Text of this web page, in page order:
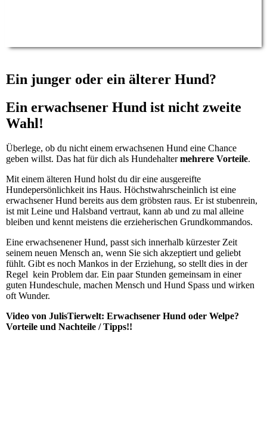
Ein junger oder ein älterer Hund?
Ein erwachsener Hund ist nicht zweite
Wahl!
Überlege, ob du nicht einem erwachsenen Hund eine Chance
geben willst. Das hat für dich als Hundehaltermehrere Vorteile.
Mit einem älteren Hund holst du dir eine ausgereifte
Hundepersönlichkeit ins Haus. Höchstwahrscheinlich ist eine
erwachsener Hund bereits aus dem gröbsten raus. Er ist stubenrein,
ist mit Leine und Halsband vertraut, kann ab und zu mal alleine
bleiben und kennt meistens die erzieherischen Grundkommandos.
Eine erwachsenener Hund, passt sich innerhalb kürzester Zeit
seinem neuen Mensch an, wenn Sie sich akzeptiert und geliebt
fühlt. Gibt es noch Mankos in der Erziehung, so stellt dies in der
Regel kein Problem dar. Ein paar Stunden gemeinsam in einer
guten Hundeschule, machen Mensch und Hund Spass und wirken
oft Wunder.
Video von JulisTierwelt: Erwachsener Hund oder Welpe?
Vorteile und Nachteile / Tipps!!